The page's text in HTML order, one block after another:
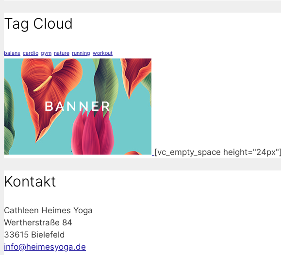
Tag Cloud
balans cardio gym nature running workout
[vc_empty_space height="24px"]
Kontakt
Cathleen Heimes Yoga
Wertherstraße 84
33615 Bielefeld
info@heimesyoga.de